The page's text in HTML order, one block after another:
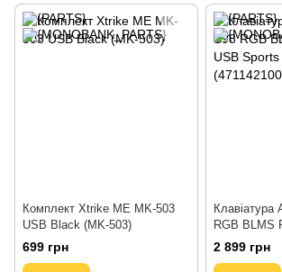
Комплект Xtrike ME MK-503
USB Black (MK-503)
699 грн
Клавіатура
RGB BLMS
Sports Lime
2 899 грн